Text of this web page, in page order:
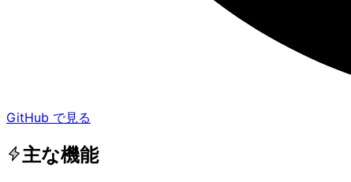
GitHub で見る
主な機能